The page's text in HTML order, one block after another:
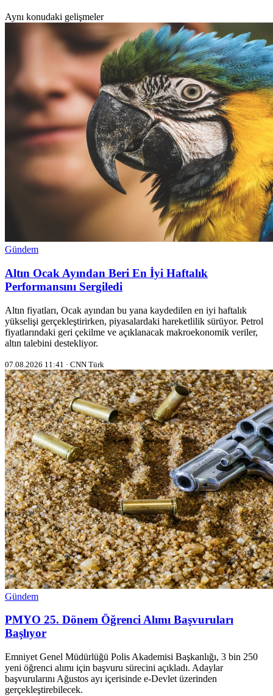
Aynı konudaki gelişmeler
Gündem
Altın Ocak Ayından Beri En İyi Haftalık
Performansını Sergiledi
Altın fiyatları, Ocak ayından bu yana kaydedilen en iyi haftalık
yükselişi gerçekleştirirken, piyasalardaki hareketlilik sürüyor. Petrol
fiyatlarındaki geri çekilme ve açıklanacak makroekonomik veriler,
altın talebini destekliyor.
07.08.2026 11:41 · CNN Türk
Gündem
PMYO 25. Dönem Öğrenci Alımı Başvuruları
Başlıyor
Emniyet Genel Müdürlüğü Polis Akademisi Başkanlığı, 3 bin 250
yeni öğrenci alımı için başvuru sürecini açıkladı. Adaylar
başvurularını Ağustos ayı içerisinde e-Devlet üzerinden
gerçekleştirebilecek.